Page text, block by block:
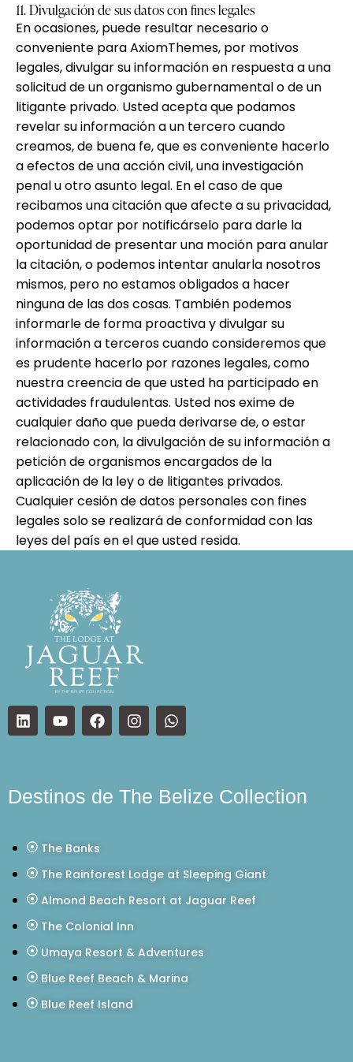
11. Divulgación de sus datos con fines legales
En ocasiones, puede resultar necesario o
conveniente para AxiomThemes, por motivos
legales, divulgar su información en respuesta a una
solicitud de un organismo gubernamental o de un
litigante privado. Usted acepta que podamos
revelar su información a un tercero cuando
creamos, de buena fe, que es conveniente hacerlo
a efectos de una acción civil, una investigación
penal u otro asunto legal. En el caso de que
recibamos una citación que afecte a su privacidad,
podemos optar por notificárselo para darle la
oportunidad de presentar una moción para anular
la citación, o podemos intentar anularla nosotros
mismos, pero no estamos obligados a hacer
ninguna de las dos cosas. También podemos
informarle de forma proactiva y divulgar su
información a terceros cuando consideremos que
es prudente hacerlo por razones legales, como
nuestra creencia de que usted ha participado en
actividades fraudulentas. Usted nos exime de
cualquier daño que pueda derivarse de, o estar
relacionado con, la divulgación de su información a
petición de organismos encargados de la
aplicación de la ley o de litigantes privados.
Cualquier cesión de datos personales con fines
legales solo se realizará de conformidad con las
leyes del país en el que usted resida.
Destinos de The Belize Collection
The Banks
The Rainforest Lodge at Sleeping Giant
Almond Beach Resort at Jaguar Reef
The Colonial Inn
Umaya Resort & Adventures
Blue Reef Beach & Marina
Blue Reef Island